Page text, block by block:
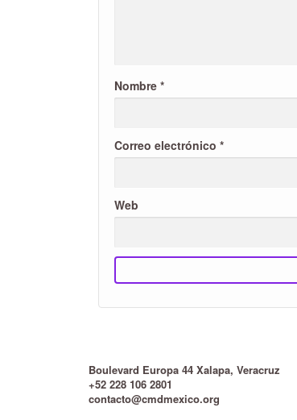
Nombre *
Correo electrónico *
Web
Boulevard Europa 44 Xalapa, Veracruz
+52 228 106 2801
contacto@cmdmexico.org